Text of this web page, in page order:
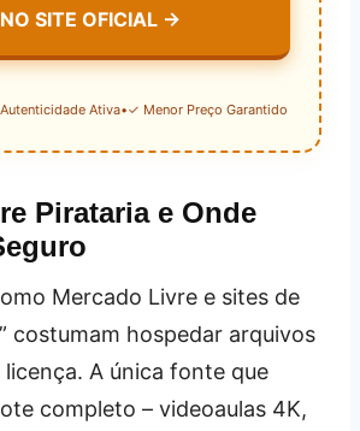
NO SITE OFICIAL →
Ativa•✓ Menor Preço Garantido
Pirataria e Onde
Mercado Livre e sites de
costumam hospedar arquivos
A única fonte que
completo – videoaulas 4K,